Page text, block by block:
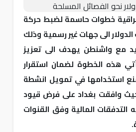
خطوات حاسمة لضبط حركة
الى جهات غير رسمية وذلك
مع واشنطن يهدف الى تعزيز
هذه الخطوة لضمان استقرار
استخدامها في تمويل انشطة
وافقت بغداد على فرض قيود
المالية وفق القنوات